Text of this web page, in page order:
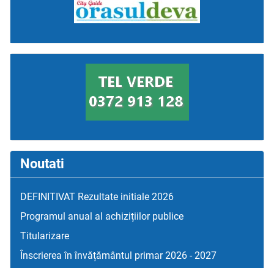
Noutati
DEFINITIVAT Rezultate initiale 2026
Programul anual al achizițiilor publice
Titularizare
Înscrierea în învățământul primar 2026 - 2027